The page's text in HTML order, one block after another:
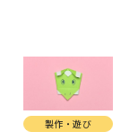
製作・遊び